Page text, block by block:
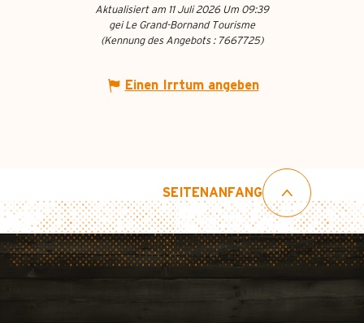
Aktualisiert am 11 Juli 2026 Um 09:39
gei Le Grand-Bornand Tourisme
(Kennung des Angebots : 7667725)
Einen Irrtum angeben
SEITENANFANG